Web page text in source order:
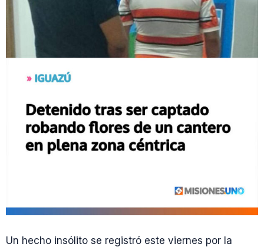
Un hecho insólito se registró este viernes por la